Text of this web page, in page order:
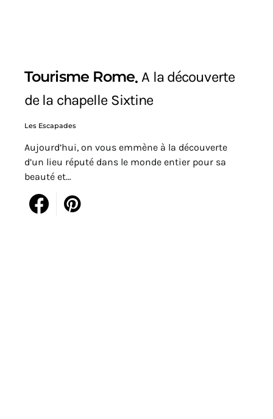
Tourisme Rome A la découverte
de la chapelle Sixtine
Les Escapades
Aujourd’hui, on vous emmène à la découverte
d’un lieu réputé dans le monde entier pour sa
beauté et…